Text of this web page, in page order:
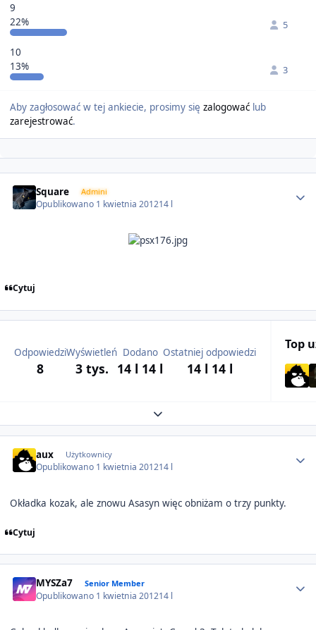
9
22%
5
10
13%
3
Aby zagłosować w tej ankiecie, prosimy się zalogowaćlub
zarejestrować.
Square Admini
Opublikowano 1 kwietnia 201214 l
Cytuj
Odpowiedzi
8
Wyświetleń
3 tys.
Dodano
14 l 14 l
Ostatniej odpowiedzi
14 l 14 l
Top
Expand topic overview
aux Użytkownicy
Opublikowano 1 kwietnia 201214 l
Okładka kozak, ale znowu Asasyn więc obniżam o trzy punkty.
Cytuj
MYSZa7 Senior Member
Opublikowano 1 kwietnia 201214 l